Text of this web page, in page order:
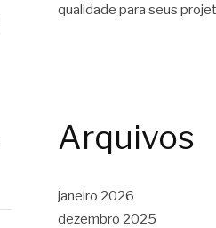
qualidade para seus
Arquivos
janeiro 2026
dezembro 2025